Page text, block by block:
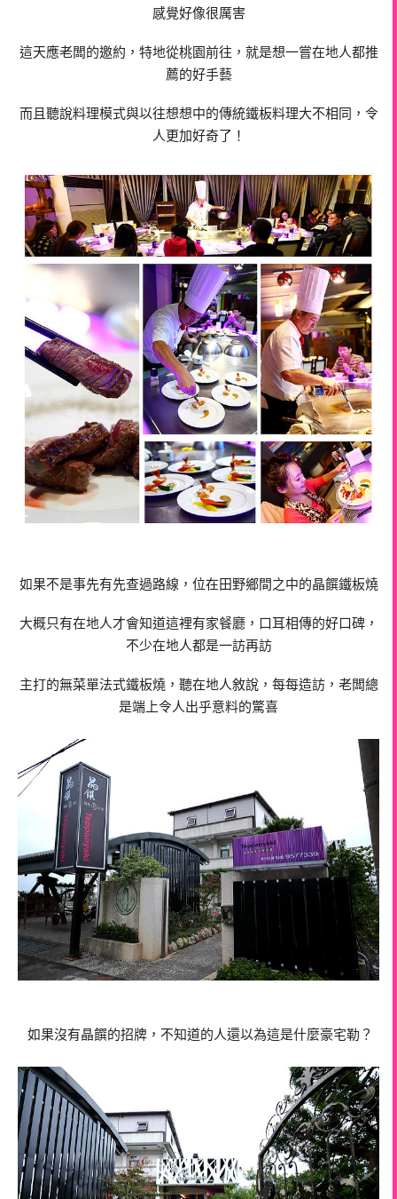
感覺好像很厲害
這天應老闆的邀約，特地從桃園前往，就是想一嘗在地人都推
薦的好手藝
而且聽說料理模式與以往想想中的傳統鐵板料理大不相同，令
人更加好奇了！
如果不是事先有先查過路線，位在田野鄉間之中的晶饌鐵板燒
大概只有在地人才會知道這裡有家餐廳，口耳相傳的好口碑，
不少在地人都是一訪再訪
主打的無菜單法式鐵板燒，聽在地人敘說，每每造訪，老闆總
是端上令人出乎意料的驚喜
如果沒有晶饌的招牌，不知道的人還以為這是什麼豪宅勒？